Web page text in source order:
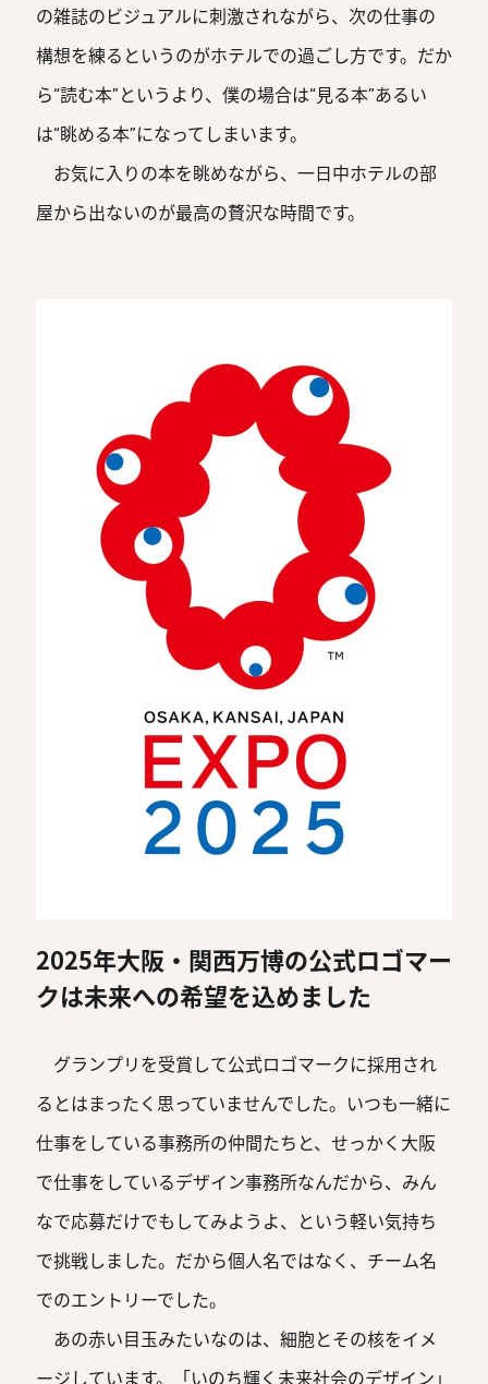
の雑誌のビジュアルに刺激されながら、次の仕事の
構想を練るというのがホテルでの過ごし方です。だか
ら“読む本”というより、僕の場合は“見る本”あるい
は“眺める本”になってしまいます。
お気に入りの本を眺めながら、一日中ホテルの部
屋から出ないのが最高の贅沢な時間です。
2025年大阪・関西万博の公式ロゴマー
クは未来への希望を込めました
グランプリを受賞して公式ロゴマークに採用され
るとはまったく思っていませんでした。いつも一緒に
仕事をしている事務所の仲間たちと、せっかく大阪
で仕事をしているデザイン事務所なんだから、みん
なで応募だけでもしてみようよ、という軽い気持ち
で挑戦しました。だから個人名ではなく、チーム名
でのエントリーでした。
あの赤い目玉みたいなのは、細胞とその核をイメ
ージしています。「いのち輝く未来社会のデザイン」